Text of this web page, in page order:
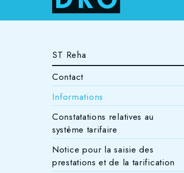
ST Reha
Contact
Informations
Constatations relatives au
système tarifaire
Notice pour la saisie des
prestations et de la tarification